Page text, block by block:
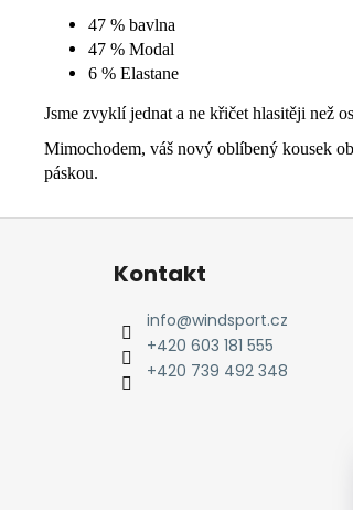
47 % bavlna
47 % Modal
6 % Elastane
Jsme zvyklí jednat a ne křičet hlasitěji než
Mimochodem, váš nový oblíbený kousek
páskou.
Z
Kontakt
info@windsport.cz
+420 603 181 555
+420 739 492 348